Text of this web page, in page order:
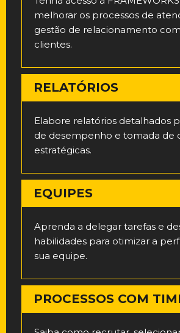
melhorar os processos de
gestão de relacionamento
clientes.
RELATÓRIOS
Elabore relatórios detalhados
de desempenho e tomada de
estratégicas.
EQUIPES
Aprenda a delegar tarefas e
habilidades para otimizar a
sua equipe.
PROCESSOS COM